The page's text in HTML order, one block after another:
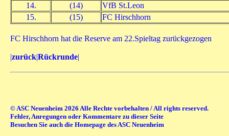
14.
(14) VfB St.Leon
15.
(15) FC Hirschhorn
FC Hirschhorn hat die Reserve am 22.Spieltag zurückgezogen
|zurück|Rückrunde|
© ASC Neuenheim 2026 Alle Rechte vorbehalten / All rights reserved.
Fehler, Anregungen oder Kommentare zu dieser Seite
Besuchen Sie auch die Homepage des ASC Neuenheim